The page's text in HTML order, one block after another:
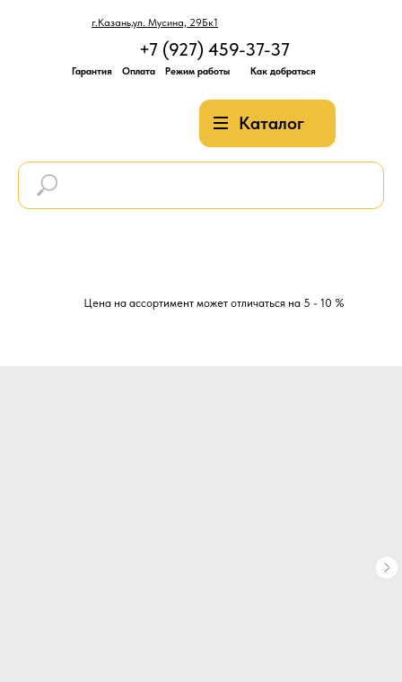
г.Казань,ул. Мусина, 29Бк1
Каталог
+7 (927) 459-37-37
Гарантия Оплата Режим работы Как добраться
Цена на ассортимент может отличаться на 5 - 10 %